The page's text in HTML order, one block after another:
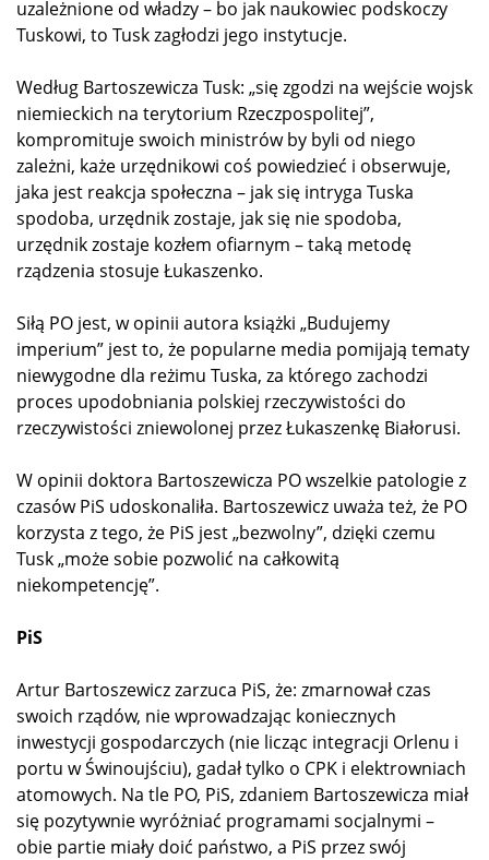
uzależnione od władzy – bo jak naukowiec podskoczy
Tuskowi, to Tusk zagłodzi jego instytucje.
Według Bartoszewicza Tusk: „się zgodzi na wejście wojsk
niemieckich na terytorium Rzeczpospolitej”,
kompromituje swoich ministrów by byli od niego
zależni, każe urzędnikowi coś powiedzieć i obserwuje,
jaka jest reakcja społeczna – jak się intryga Tuska
spodoba, urzędnik zostaje, jak się nie spodoba,
urzędnik zostaje kozłem ofiarnym – taką metodę
rządzenia stosuje Łukaszenko.
Siłą PO jest, w opinii autora książki „Budujemy
imperium” jest to, że popularne media pomijają tematy
niewygodne dla reżimu Tuska, za którego zachodzi
proces upodobniania polskiej rzeczywistości do
rzeczywistości zniewolonej przez Łukaszenkę Białorusi.
W opinii doktora Bartoszewicza PO wszelkie patologie z
czasów PiS udoskonaliła. Bartoszewicz uważa też, że PO
korzysta z tego, że PiS jest „bezwolny”, dzięki czemu
Tusk „może sobie pozwolić na całkowitą
niekompetencję”.
PiS
Artur Bartoszewicz zarzuca PiS, że: zmarnował czas
swoich rządów, nie wprowadzając koniecznych
inwestycji gospodarczych (nie licząc integracji Orlenu i
portu w Świnoujściu), gadał tylko o CPK i elektrowniach
atomowych. Na tle PO, PiS, zdaniem Bartoszewicza miał
się pozytywnie wyróżniać programami socjalnymi –
obie partie miały doić państwo, a PiS przez swój